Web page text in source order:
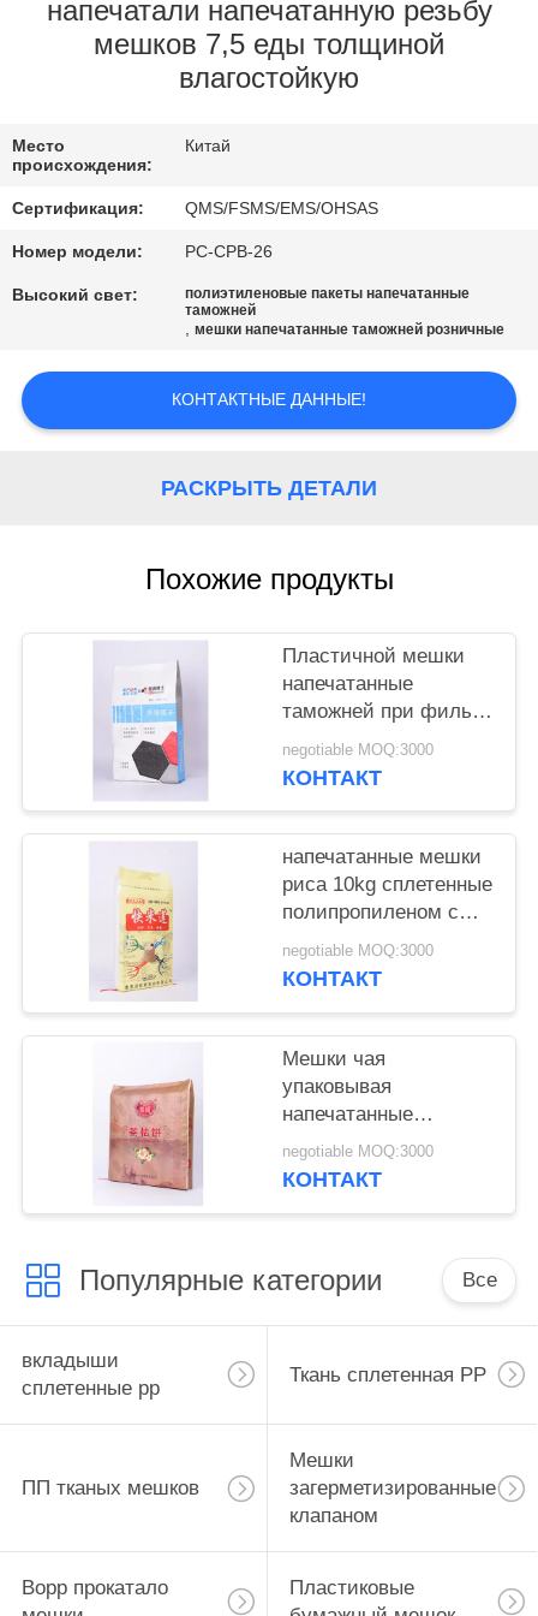
КОНТРОЛЬ
КАЧЕСТВА
ДАННЫЕ
ОТПРАВИТЬ
ЗАПРОС
САЙТА
напечатали напечатанную резьбу
мешков 7,5 еды толщиной
влагостойкую
Место
происхождения:
Китай
Сертификация: QMS/FSMS/EMS/OHSAS
Номер модели: PC-CPB-26
Высокий свет:
полиэтиленовые пакеты напечатанные
таможней
,мешки напечатанные таможней розничные
КОНТАКТНЫЕ ДАННЫЕ!
РАСКРЫТЬ ДЕТАЛИ
Похожие продукты
Пластичной мешки
напечатанные
таможней при фильм
BOPP Perlized
печатая материал
negotiable MOQ:3000
КОНТАКТ
напечатанные мешки
риса 10kg сплетенные
полипропиленом с
таможней резьбы
ручки шить
negotiable MOQ:3000
КОНТАКТ
Мешки чая
упаковывая
напечатанные
таможней с Bopp Eco
сплетенным PP
negotiable MOQ:3000
КОНТАКТ
Популярные категории Все
вкладыши
сплетенные pp
Ткань сплетенная PP
ПП тканых мешков
Мешки
загерметизированные
клапаном
Bopp прокатало
Пластиковые